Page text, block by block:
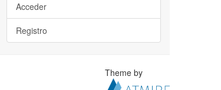
Acceder
Registro
Theme by